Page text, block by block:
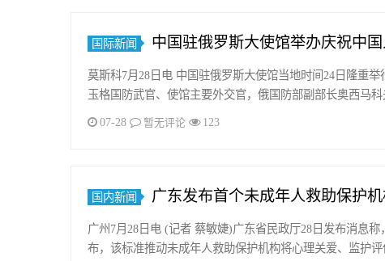
国际新闻 中国驻俄罗斯大使馆举办庆祝中
莫斯科7月28日电 中国驻俄罗斯大使馆当地时间24日隆重
玉格国防武官、使馆主要外交官，俄国防部副部长奥西马
07-28 暂无评论 123
国内新闻 广东发布首个未成年人救助保护
广州7月28日电 (记者 蔡敏婕)广东省民政厅28日发布消息
布，该标准推动未成年人救助保护机构将心理关爱、监护